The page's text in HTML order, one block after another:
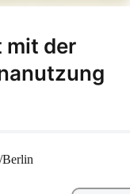
mit der
Berlin